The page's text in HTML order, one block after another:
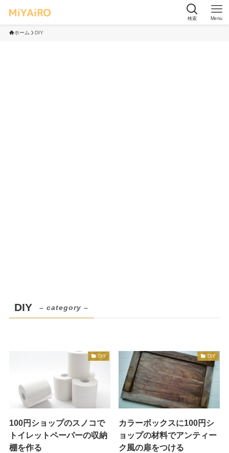
検索 Menu
ホーム DIY
DIY – category –
DIY
100円ショップのスノコで
トイレットペーパーの収納
棚を作る
DIY
カラーボックスに100円シ
ョップの材料でアンティー
ク風の扉をつける